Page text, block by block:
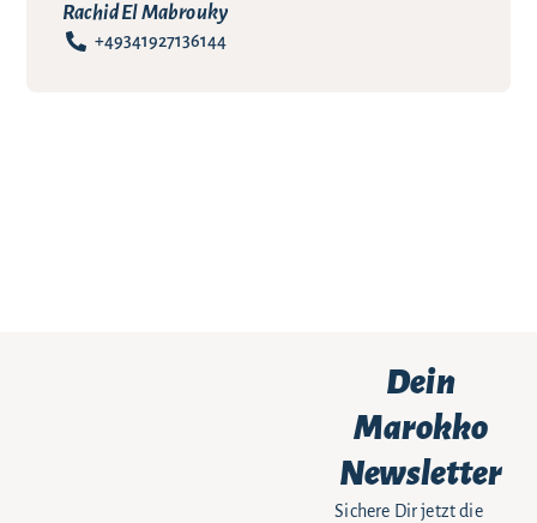
Rachid El Mabrouky
+49341927136144
Dein
Marokko
Newsletter
Sichere Dir jetzt die